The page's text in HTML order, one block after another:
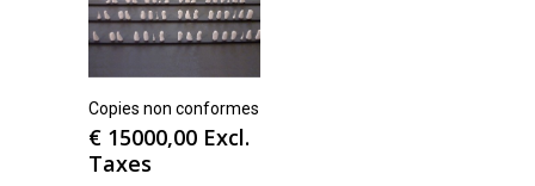
Copies non conformes
€ 15000,00 Excl.
Taxes